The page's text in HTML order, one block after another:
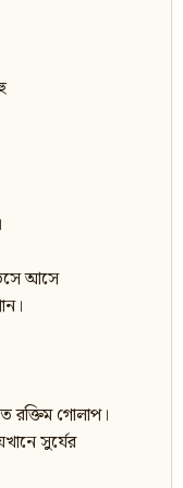
আসে
রক্তিম গোলাপ।
সুর্যের